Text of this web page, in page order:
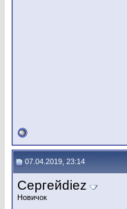
07.04.2019, 23:14
Сергейdiez
Новичок